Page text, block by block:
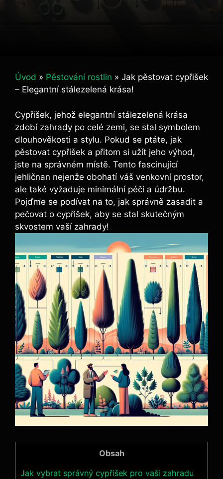
Úvod » Pěstování rostlin » Jak pěstovat cypřišek
– Elegantní stálezelená krása!
Cypřišek, jehož elegantní stálezelená krása
zdobí zahrady po celé zemi, se stal symbolem
dlouhověkosti a stylu. Pokud se ptáte, jak
pěstovat cypřišek a přitom si užít jeho výhod,
jste na správném místě. Tento fascinující
jehličnan nejenže obohatí váš venkovní prostor,
ale také vyžaduje minimální péči a údržbu.
Pojďme se podívat na to, jak správně zasadit a
pečovat o cypřišek, aby se stal skutečným
skvostem vaší zahrady!
Obsah
Jak vybrat správný cypřišek pro vaši zahradu